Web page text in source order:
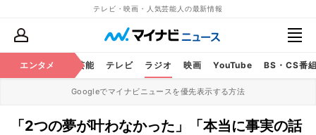
テレビ・映画・人気芸能人の最新情報
エンタメ 芸能 テレビ ラジオ 映画 YouTube BS・CS番
Googleでマイナビニュースを優先表示する方法
「2つの夢が叶わなかった」「本当に事実の話